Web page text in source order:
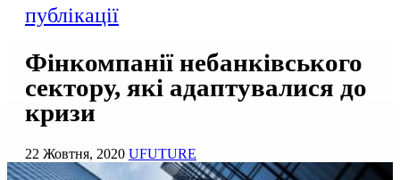
публікації
Фінкомпанії небанківського
сектору, які адаптувалися до
кризи
22 Жовтня, 2020 UFUTURE